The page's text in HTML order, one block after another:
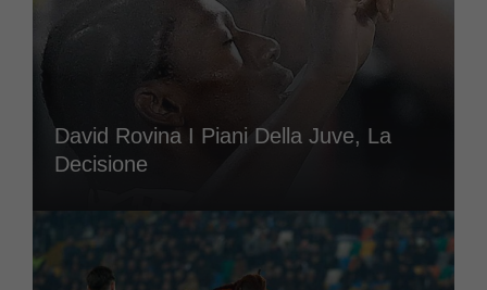
David Rovina I Piani Della Juve, La
Decisione